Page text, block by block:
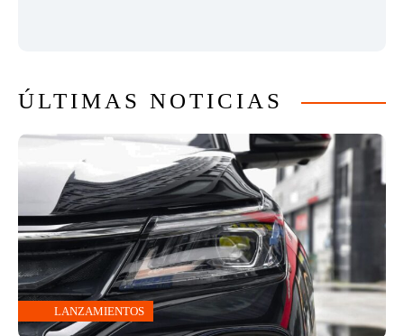
ÚLTIMAS NOTICIAS
LANZAMIENTOS